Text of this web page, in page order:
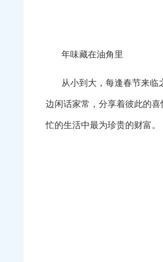
年味藏在油角里
从小到大，每逢春节来临
边闲话家常，分享着彼此的
忙的生活中最为珍贵的财富。